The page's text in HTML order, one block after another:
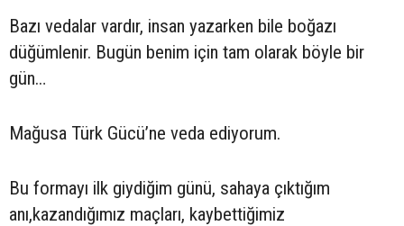
Bazı vedalar vardır, insan yazarken bile boğazı
düğümlenir. Bugün benim için tam olarak böyle bir
gün…
Mağusa Türk Gücü’ne veda ediyorum.
Bu formayı ilk giydiğim günü, sahaya çıktığım
anı,kazandığımız maçları, kaybettiğimiz